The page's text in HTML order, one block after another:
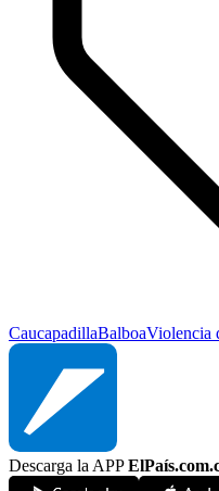
CaucapadillaBalboaViolencia
Descarga la APP